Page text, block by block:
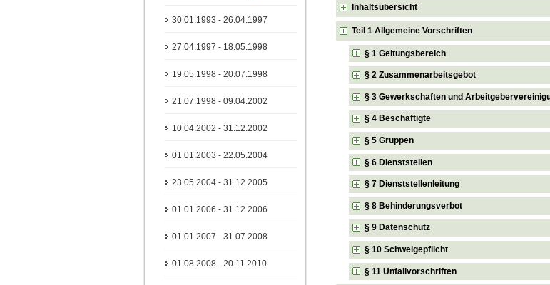
30.01.1993 - 26.04.1997
27.04.1997 - 18.05.1998
19.05.1998 - 20.07.1998
21.07.1998 - 09.04.2002
10.04.2002 - 31.12.2002
01.01.2003 - 22.05.2004
23.05.2004 - 31.12.2005
01.01.2006 - 31.12.2006
01.01.2007 - 31.07.2008
01.08.2008 - 20.11.2010
Inhaltsübersicht
Teil 1 Allgemeine Vorschriften
§ 1 Geltungsbereich
§ 2 Zusammenarbeitsgebot
§ 3 Gewerkschaften und
§ 4 Beschäftigte
§ 5 Gruppen
§ 6 Dienststellen
§ 7 Dienststellenleitung
§ 8 Behinderungsverbot
§ 9 Datenschutz
§ 10 Schweigepflicht
§ 11 Unfallvorschriften